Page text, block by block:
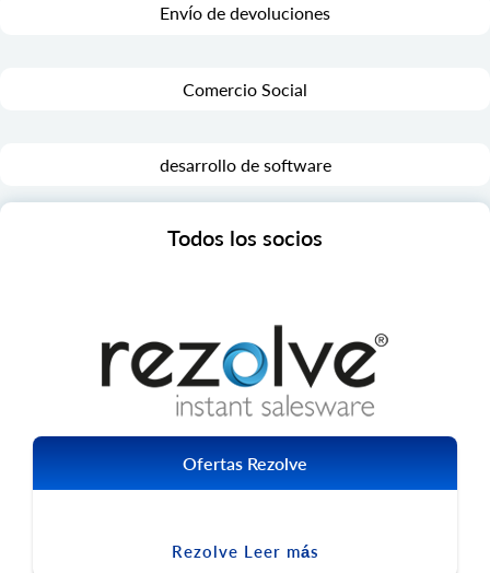
Envío de devoluciones
Comercio Social
desarrollo de software
Todos los socios
Ofertas Rezolve
Rezolve Leer más